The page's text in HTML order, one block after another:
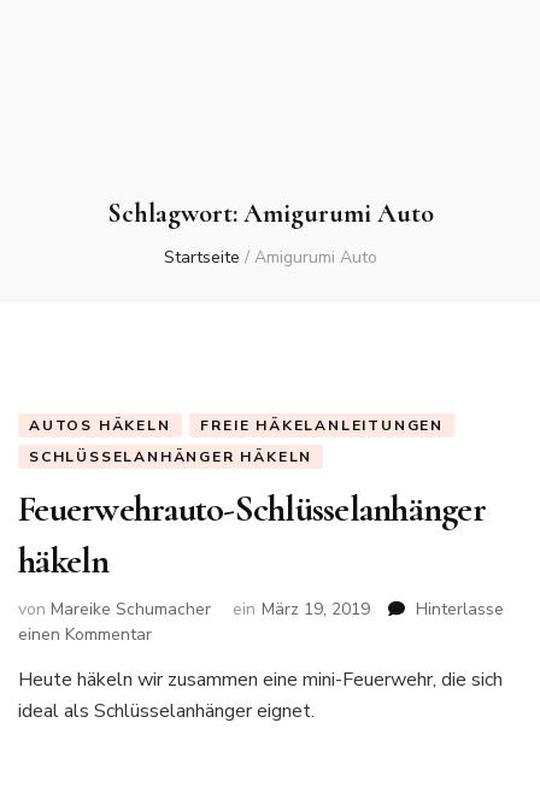
Schlagwort:Amigurumi Auto
Startseite / Amigurumi Auto
AUTOS HÄKELN
FREIE HÄKELANLEITUNGEN
SCHLÜSSELANHÄNGER HÄKELN
Feuerwehrauto-Schlüsselanhänger
häkeln
von Mareike Schumacher ein März 19, 2019
Hinterlasse
einen Kommentarzu
Schlüsselanhänger
häkeln
Heute häkeln wir zusammen eine mini-Feuerwehr, die sich
ideal als Schlüsselanhänger eignet.